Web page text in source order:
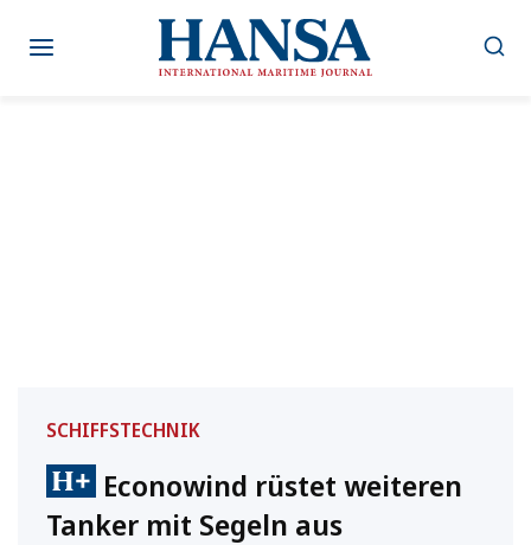
Inhalt
SCHIFFSTECHNIK
Econowind rüstet weiteren
Tanker mit Segeln aus